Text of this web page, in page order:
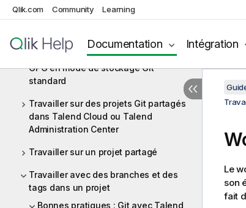
Qlik.com Community Learning
Documentation Intégration
Activer le mode de stockage Git
Signer des commits et des tags avec
GPG en mode de stockage Git
standard
Travailler sur des projets Git partagés
dans Talend Cloud ou Talend
Administration Center
Travailler sur un projet partagé
Travailler avec des branches et des
tags dans un projet
Bonnes pratiques : Git avec Talend
Le
son
fait